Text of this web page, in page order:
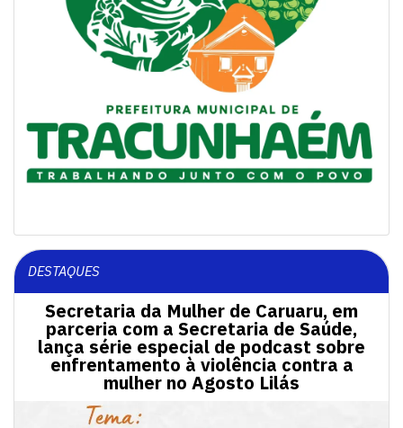
DESTAQUES
Secretaria da Mulher de Caruaru, em
parceria com a Secretaria de Saúde,
lança série especial de podcast sobre
enfrentamento à violência contra a
mulher no Agosto Lilás